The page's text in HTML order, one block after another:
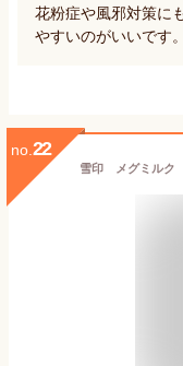
花粉症や風邪対策に
やすいのがいいです。
no. 22